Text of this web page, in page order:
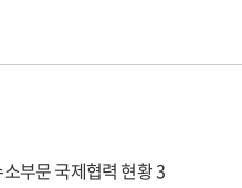
부문 국제협력 현황 3